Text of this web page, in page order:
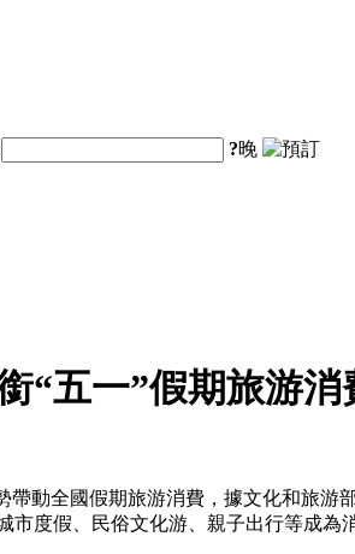
?晚
“五一”假期旅游消
帶動全國假期旅游消費，據文化和旅
度假、民俗文化游、親子出行等成